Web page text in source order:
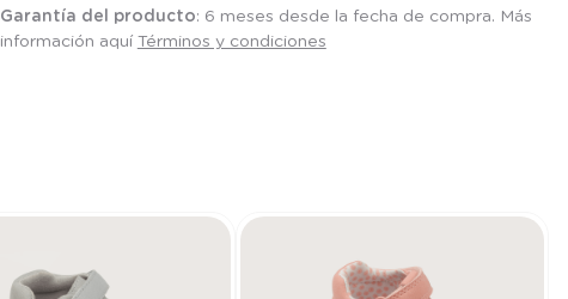
Garantía del producto: 6 meses desde la fecha de compra. Más
información aquí Términos y condiciones